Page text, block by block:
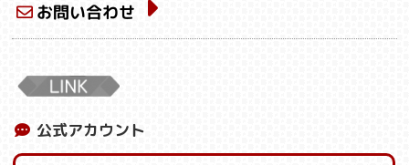
お問い合わせ
公式アカウント